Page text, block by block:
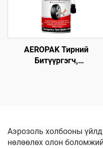
AEROPAK Тирний
Битүүргэгч,
Аэрозоль холбооны
нөлөөлөх олон